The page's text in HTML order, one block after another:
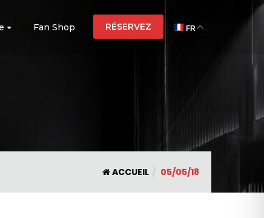
Fan Shop RÉSERVEZ FR
ACCUEIL 05/05/18